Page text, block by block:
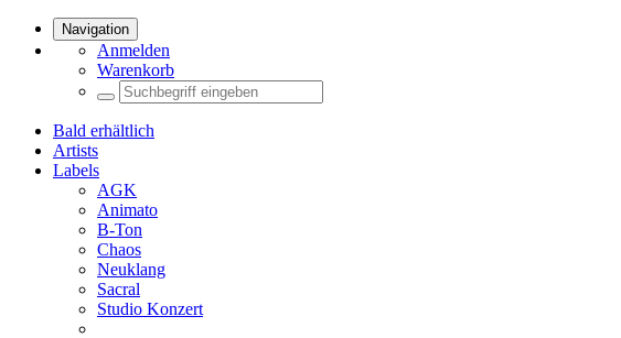
Navigation
Anmelden
Warenkorb
Bald erhältlich
Artists
Labels
AGK
Animato
B-Ton
Chaos
Neuklang
Sacral
Studio Konzert